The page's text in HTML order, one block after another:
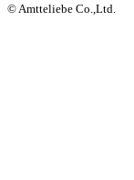
© Amtteliebe Co.,Ltd.